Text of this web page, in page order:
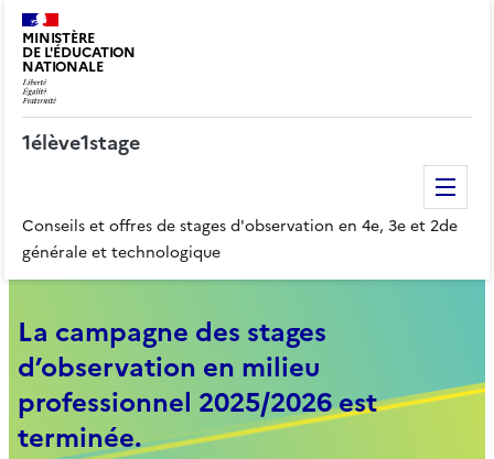
MINISTÈRE
DE L'ÉDUCATION
NATIONALE
1élève1stage
Conseils et offres de stages d'observation en 4e, 3e et 2de
générale et technologique
La campagne des stages
d’observation en milieu
professionnel 2025/2026 est
terminée.